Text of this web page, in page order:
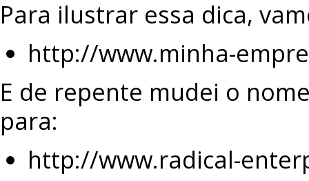
Para ilustrar essa dica,
http://www.minha-
E de repente mudei o
para:
http://www.radical-